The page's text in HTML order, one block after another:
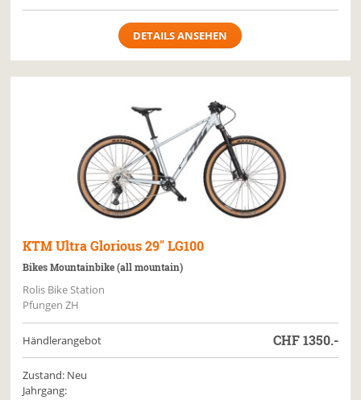
DETAILS ANSEHEN
KTM Ultra Glorious 29" LG100
Bikes Mountainbike (all mountain)
Rolis Bike Station
Pfungen ZH
Händlerangebot CHF1350.-
Zustand: Neu
Jahrgang: